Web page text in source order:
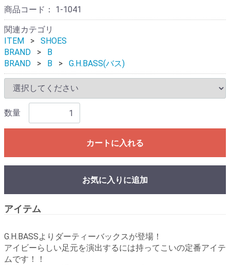
商品コード： 1-1041
関連カテゴリ
ITEM
SHOES
BRAND
B
BRAND
B G.H.BASS(バス)
数量
カートに入れる
お気に入りに追加
アイテム
G.H.BASSよりダーティーバックスが登場！
アイビーらしい足元を演出するには持ってこいの定番アイテ
ムです！！